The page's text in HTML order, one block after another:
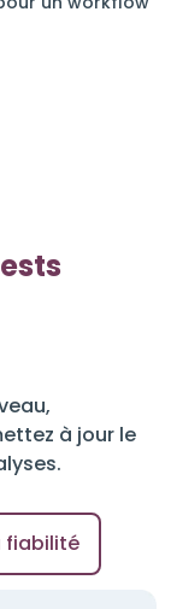
à jour le
fiabilité